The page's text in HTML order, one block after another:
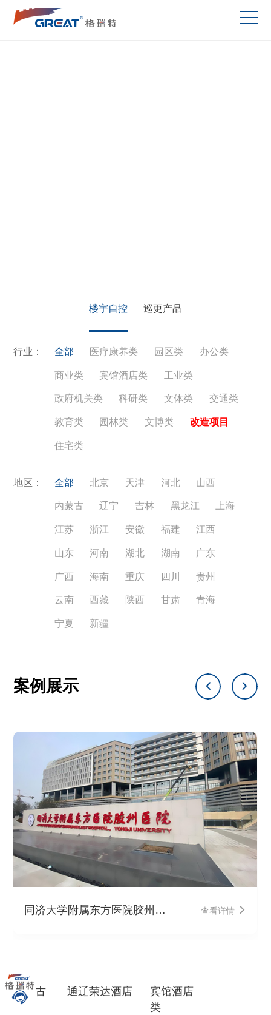
楼宇自控 巡更产品
行业： 全部 医疗康养类 园区类 办公类
商业类 宾馆酒店类 工业类
政府机关类 科研类 文体类 交通类
教育类 园林类 文博类 改造项目
住宅类
地区： 全部 北京 天津 河北 山西
内蒙古 辽宁 吉林 黑龙江 上海
江苏 浙江 安徽 福建 江西
山东 河南 湖北 湖南 广东
广西 海南 重庆 四川 贵州
云南 西藏 陕西 甘肃 青海
宁夏 新疆
案例展示
同济大学附属东方医院胶州医
查看详情
内蒙古 通辽荣达酒店
宾馆酒店
类